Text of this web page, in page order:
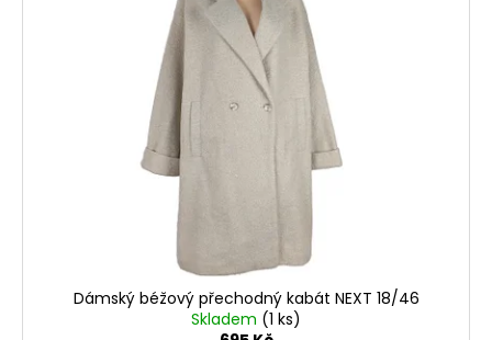
Dámský béžový přechodný kabát NEXT 18/46
Skladem (1 ks)